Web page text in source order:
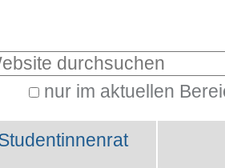
nur im aktuellen